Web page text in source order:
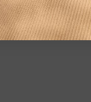
avec la
fois